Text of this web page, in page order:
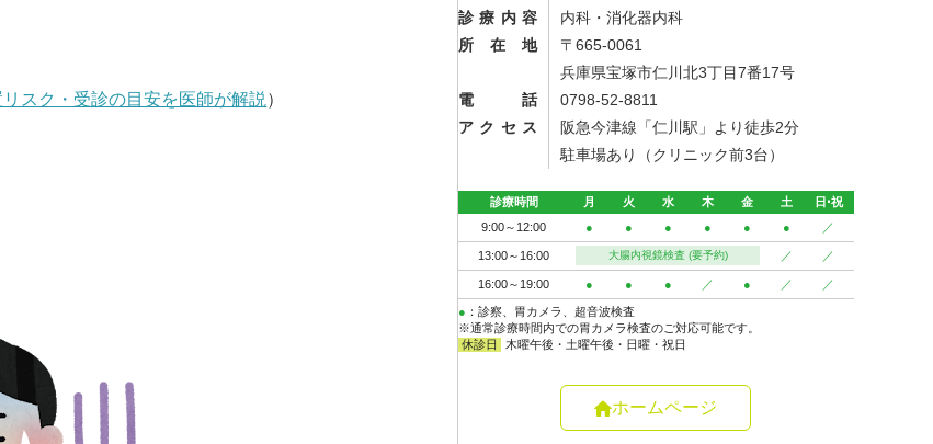
スク・受診の目安を医師が解説 ）
診療内容
内科・消化器内科
所在地
〒665-0061
兵庫県宝塚市仁川北3丁目7番17号
電話
0798-52-8811
アクセス
阪急今津線「仁川駅」より徒歩2分
駐車場あり（クリニック前3台）
ホームページ